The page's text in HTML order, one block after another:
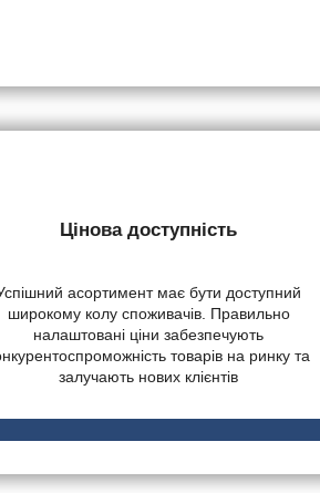
Цінова доступність
асортимент має бути доступний
широкому колу споживачів. Правильно
налаштовані ціни забезпечують
товарів на ринку та
залучають нових клієнтів